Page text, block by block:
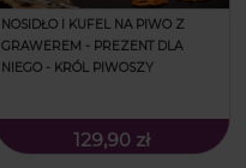
NOSIDŁO I KUFEL NA PIWO Z
GRAWEREM - PREZENT DLA
NIEGO - KRÓL PIWOSZY
129,90 zł